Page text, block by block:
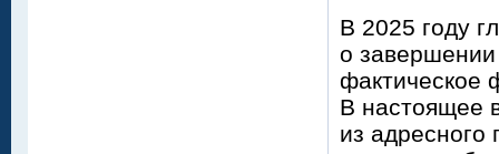
В 2025 году
о завершении
фактическое
В настоящее
из адресного